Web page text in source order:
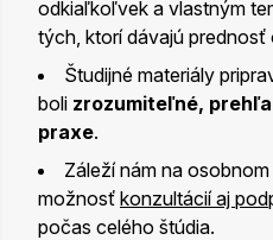
odkiaľkoľvek a vlastným
tých, ktorí dávajú prednosť
Študijné materiály
boli zrozumiteľné,
praxe.
Záleží nám na
možnosť konzultácií aj
počas celého štúdia.